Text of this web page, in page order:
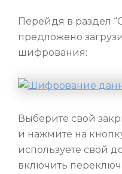
Перейдя в раздел
предложено
шифрования:
Выберите свой
и нажмите на
используете свой
включить